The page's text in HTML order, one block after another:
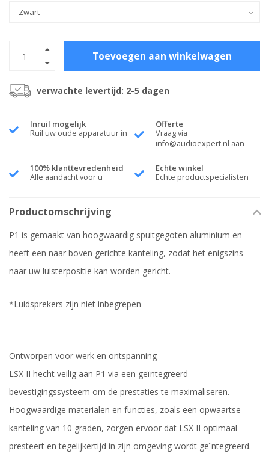
Toevoegen aan winkelwagen
verwachte levertijd: 2-5 dagen
Inruil mogelijk
Ruil uw oude apparatuur in
Offerte
Vraag via
info@audioexpert.nl aan
100% klanttevredenheid
Alle aandacht voor u
Echte winkel
Echte productspecialisten
Productomschrijving
P1 is gemaakt van hoogwaardig spuitgegoten aluminium en
heeft een naar boven gerichte kanteling, zodat het enigszins
naar uw luisterpositie kan worden gericht.
*Luidsprekers zijn niet inbegrepen
Ontworpen voor werk en ontspanning
LSX II hecht veilig aan P1 via een geïntegreerd
bevestigingssysteem om de prestaties te maximaliseren.
Hoogwaardige materialen en functies, zoals een opwaartse
kanteling van 10 graden, zorgen ervoor dat LSX II optimaal
presteert en tegelijkertijd in zijn omgeving wordt geïntegreerd.